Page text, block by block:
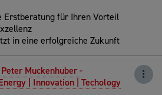
Erstberatung für Ihren Vorteil
in eine erfolgreiche Zukunft
Muckenhuber -
| Innovation | Techology